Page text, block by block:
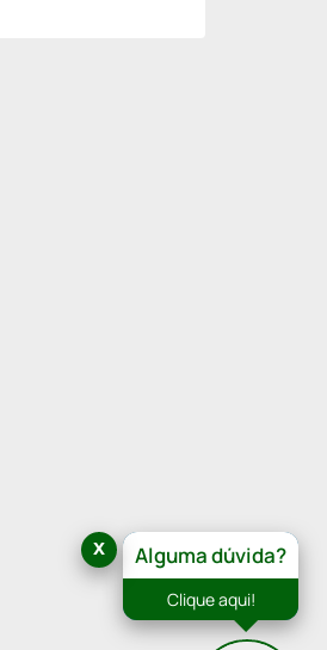
Alguma dúvida?
Clique aqui!
x